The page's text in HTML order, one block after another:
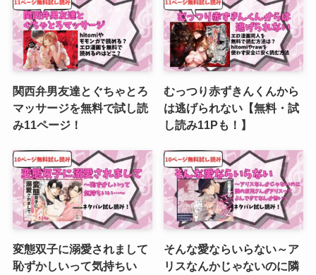
関西弁男友達とぐちゃとろ
マッサージを無料で試し読
み11ページ！
むっつり赤ずきんくんから
は逃げられない【無料・試
し読み11Pも！】
変態双子に溺愛されまして
恥ずかしいって気持ちい
そんな愛ならいらない～ア
リスなんかじゃないのに隣